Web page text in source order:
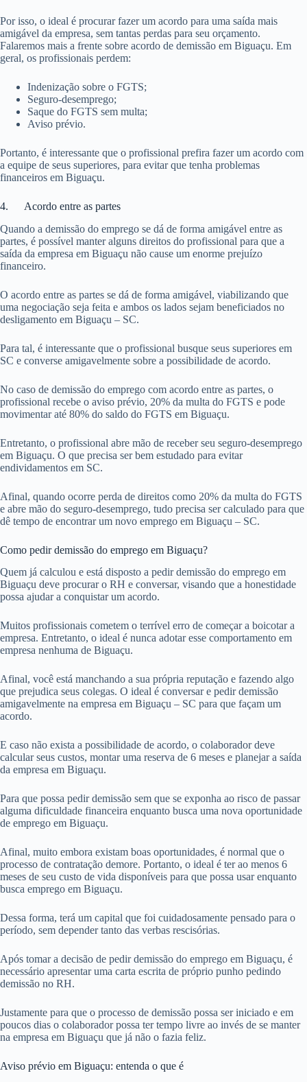
Por isso, o ideal é procurar fazer um acordo para uma saída mais
amigável da empresa, sem tantas perdas para seu orçamento.
Falaremos mais a frente sobre acordo de demissão em Biguaçu. Em
geral, os profissionais perdem:
Indenização sobre o FGTS;
Seguro-desemprego;
Saque do FGTS sem multa;
Aviso prévio.
Portanto, é interessante que o profissional prefira fazer um acordo com
a equipe de seus superiores, para evitar que tenha problemas
financeiros em Biguaçu.
4. Acordo entre as partes
Quando a demissão do emprego se dá de forma amigável entre as
partes, é possível manter alguns direitos do profissional para que a
saída da empresa em Biguaçu não cause um enorme prejuízo
financeiro.
O acordo entre as partes se dá de forma amigável, viabilizando que
uma negociação seja feita e ambos os lados sejam beneficiados no
desligamento em Biguaçu – SC.
Para tal, é interessante que o profissional busque seus superiores em
SC e converse amigavelmente sobre a possibilidade de acordo.
No caso de demissão do emprego com acordo entre as partes, o
profissional recebe o aviso prévio, 20% da multa do FGTS e pode
movimentar até 80% do saldo do FGTS em Biguaçu.
Entretanto, o profissional abre mão de receber seu seguro-desemprego
em Biguaçu. O que precisa ser bem estudado para evitar
endividamentos em SC.
Afinal, quando ocorre perda de direitos como 20% da multa do FGTS
e abre mão do seguro-desemprego, tudo precisa ser calculado para que
dê tempo de encontrar um novo emprego em Biguaçu – SC.
Como pedir demissão do emprego em Biguaçu?
Quem já calculou e está disposto a pedir demissão do emprego em
Biguaçu deve procurar o RH e conversar, visando que a honestidade
possa ajudar a conquistar um acordo.
Muitos profissionais cometem o terrível erro de começar a boicotar a
empresa. Entretanto, o ideal é nunca adotar esse comportamento em
empresa nenhuma de Biguaçu.
Afinal, você está manchando a sua própria reputação e fazendo algo
que prejudica seus colegas. O ideal é conversar e pedir demissão
amigavelmente na empresa em Biguaçu – SC para que façam um
acordo.
E caso não exista a possibilidade de acordo, o colaborador deve
calcular seus custos, montar uma reserva de 6 meses e planejar a saída
da empresa em Biguaçu.
Para que possa pedir demissão sem que se exponha ao risco de passar
alguma dificuldade financeira enquanto busca uma nova oportunidade
de emprego em Biguaçu.
Afinal, muito embora existam boas oportunidades, é normal que o
processo de contratação demore. Portanto, o ideal é ter ao menos 6
meses de seu custo de vida disponíveis para que possa usar enquanto
busca emprego em Biguaçu.
Dessa forma, terá um capital que foi cuidadosamente pensado para o
período, sem depender tanto das verbas rescisórias.
Após tomar a decisão de pedir demissão do emprego em Biguaçu, é
necessário apresentar uma carta escrita de próprio punho pedindo
demissão no RH.
Justamente para que o processo de demissão possa ser iniciado e em
poucos dias o colaborador possa ter tempo livre ao invés de se manter
na empresa em Biguaçu que já não o fazia feliz.
Aviso prévio em Biguaçu: entenda o que é